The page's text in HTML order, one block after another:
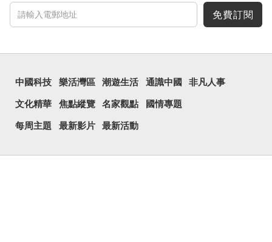
免費訂閱
中國科技 樂活灣區 潮遊生活 通識中國 非凡人事
文化精華 焦點縱覽 名家觀點 國情專題
每周主題 最新影片 最新活動